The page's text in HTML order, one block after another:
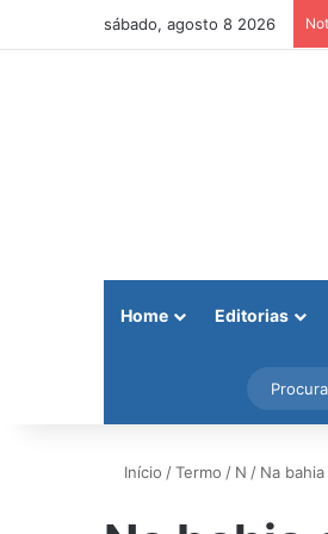
sábado, agosto 8 2026
Home Editorias
Instagram
Barra
Início /Termo / N / Na